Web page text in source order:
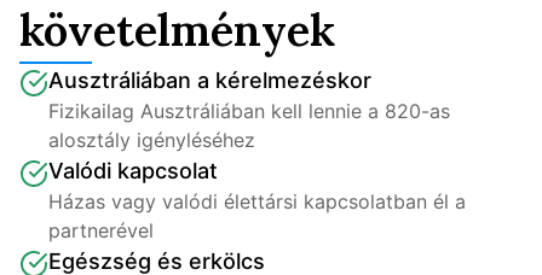
követelmények
Ausztráliában a kérelmezéskor
Fizikailag Ausztráliában kell lennie a 820-as
alosztály igényléséhez
Valódi kapcsolat
Házas vagy valódi élettársi kapcsolatban él a
partnerével
Egészség és erkölcs